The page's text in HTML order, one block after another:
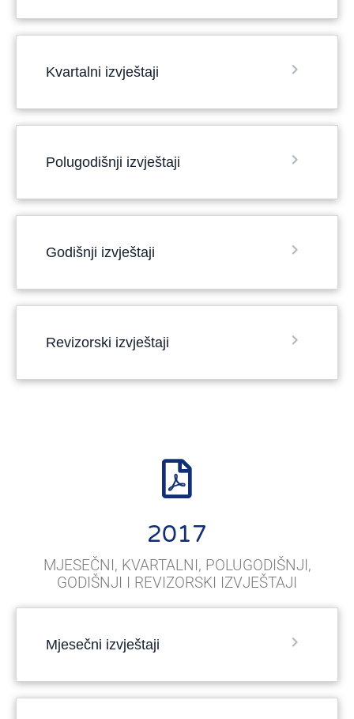
Kvartalni izvještaji
Polugodišnji izvještaji
Godišnji izvještaji
Revizorski izvještaji
2017
MJESEČNI, KVARTALNI, POLUGODIŠNJI,
GODIŠNJI I REVIZORSKI IZVJEŠTAJI
Mjesečni izvještaji